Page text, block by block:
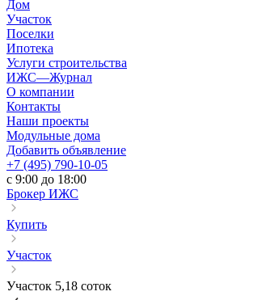
Дом
Участок
Поселки
Ипотека
Услуги строительства
ИЖС—Журнал
О компании
Контакты
Наши проекты
Модульные дома
Добавить объявление
+7 (495) 790-10-05
c 9:00 до 18:00
Брокер ИЖС
Купить
Участок
Участок 5,18 соток